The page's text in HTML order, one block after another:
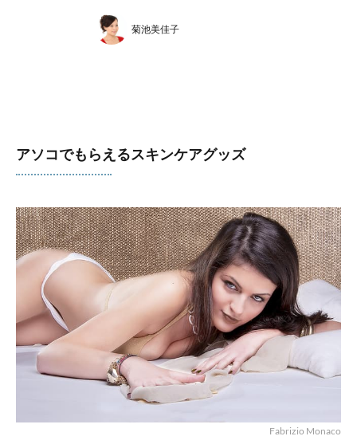
菊池美佳子
アソコでもらえるスキンケアグッズ
Fabrizio Monaco